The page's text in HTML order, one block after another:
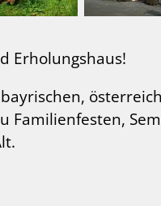
Erholungshaus!
Familienfesten,